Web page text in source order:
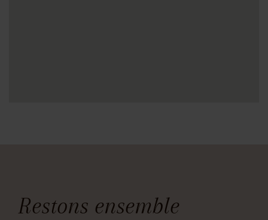
Restons ensemble